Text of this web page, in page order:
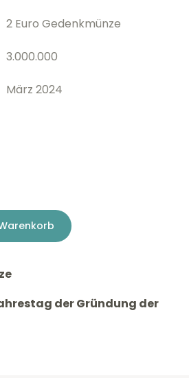
2 Euro Gedenkmünze
3.000.000
März 2024
der Gründung der